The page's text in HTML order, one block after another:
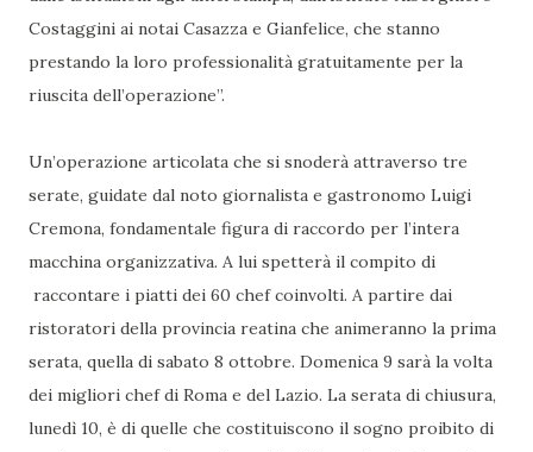
Costaggini ai notai Casazza e Gianfelice, che stanno
prestando la loro professionalità gratuitamente per la
riuscita dell’operazione”.
Un’operazione articolata che si snoderà attraverso tre
serate, guidate dal noto giornalista e gastronomo Luigi
Cremona, fondamentale figura di raccordo per l’intera
macchina organizzativa. A lui spetterà il compito di
raccontare i piatti dei 60 chef coinvolti. A partire dai
ristoratori della provincia reatina che animeranno la prima
serata, quella di sabato 8 ottobre. Domenica 9 sarà la volta
dei migliori chef di Roma e del Lazio. La serata di chiusura,
lunedì 10, è di quelle che costituiscono il sogno proibito di